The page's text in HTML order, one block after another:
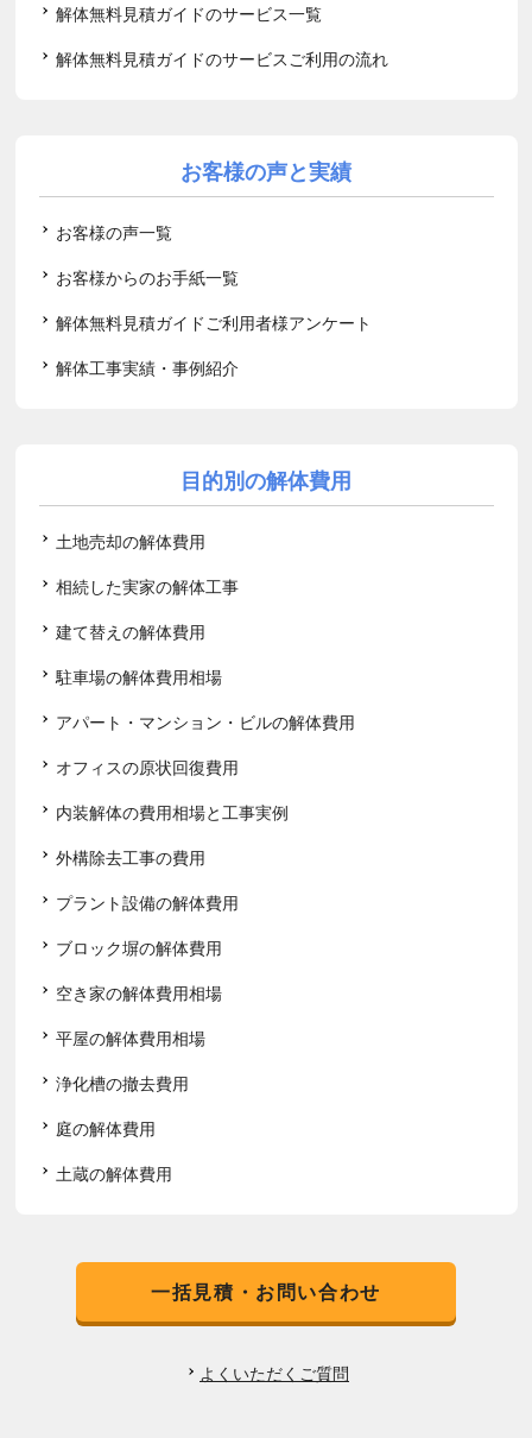
解体無料見積ガイドのサービス一覧
解体無料見積ガイドのサービスご利用の流れ
お客様の声と実績
お客様の声一覧
お客様からのお手紙一覧
解体無料見積ガイドご利用者様アンケート
解体工事実績・事例紹介
目的別の解体費用
土地売却の解体費用
相続した実家の解体工事
建て替えの解体費用
駐車場の解体費用相場
アパート・マンション・ビルの解体費用
オフィスの原状回復費用
内装解体の費用相場と工事実例
外構除去工事の費用
プラント設備の解体費用
ブロック塀の解体費用
空き家の解体費用相場
平屋の解体費用相場
浄化槽の撤去費用
庭の解体費用
土蔵の解体費用
一括見積・お問い合わせ
よくいただくご質問